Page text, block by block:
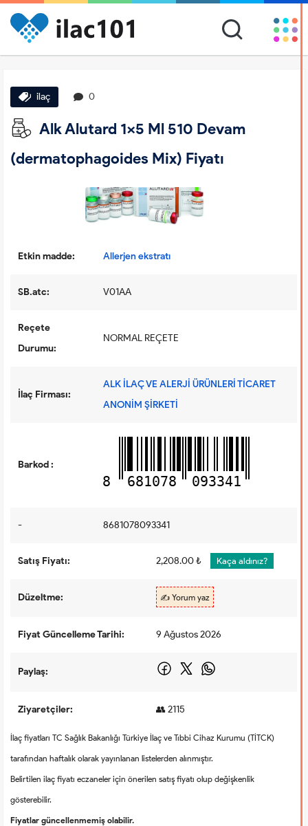
ilaç 0
Alk Alutard 1x5 Ml 510 Devam
(dermatophagoides Mix) Fiyatı
Etkin madde: Allerjen ekstratı
SB.atc: V01AA
Reçete
Durumu:
NORMAL REÇETE
İlaç Firması:
ALK İLAÇ VE ALERJİ ÜRÜNLERİ TİCARET
ANONİM ŞİRKETİ
Barkod :
8 681078 093341
- 8681078093341
Satış Fiyatı: 2,208.00 ₺ Kaça aldınız?
Düzeltme: ✍️ Yorum yaz
Fiyat Güncelleme Tarihi: 9 Ağustos 2026
Paylaş:
Ziyaretçiler: 👥 2115
İlaç fiyatları TC Sağlık Bakanlığı Türkiye İlaç ve Tıbbi Cihaz Kurumu (TİTCK)
tarafından haftalık olarak yayınlanan listelerden alınmıştır.
Belirtilen ilaç fiyatı eczaneler için önerilen satış fiyatı olup değişkenlik
gösterebilir.
Fiyatlar güncellenmemiş olabilir.